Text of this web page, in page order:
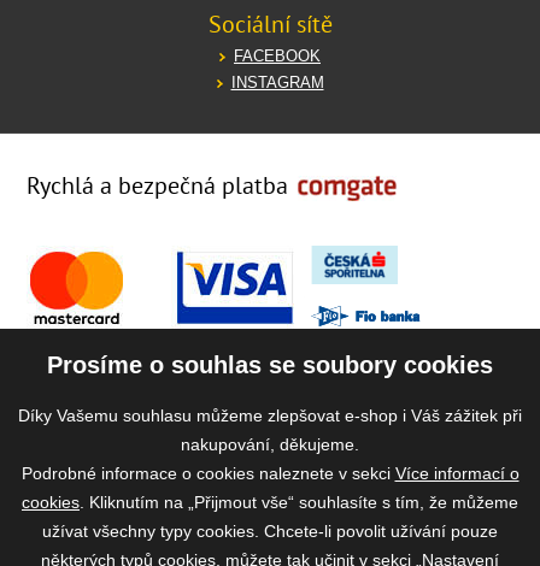
Sociální sítě
FACEBOOK
INSTAGRAM
Rychlá a bezpečná platba
Prosíme o souhlas se soubory cookies
Díky Vašemu souhlasu můžeme zlepšovat e-shop i Váš zážitek při
nakupování, děkujeme.
Podrobné informace o cookies naleznete v sekci Více informací o
cookies . Kliknutím na „Přijmout vše“ souhlasíte s tím, že můžeme
užívat všechny typy cookies. Chcete-li povolit užívání pouze
některých typů cookies, můžete tak učinit v sekci „Nastavení